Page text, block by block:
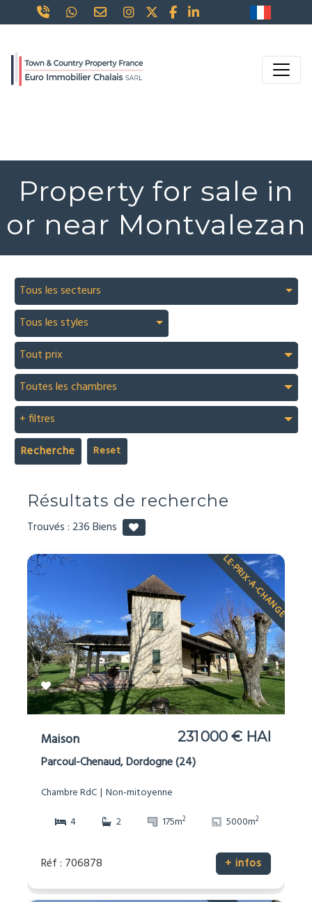
Property for sale in
or near Montvalezan
Tous les secteurs
Tous les styles
Tout prix
Toutes les chambres
+ filtres
Recherche
Résultats de recherche
Trouvés : 236Biens
LE-PRIX-A-CHANGE
Maison 231 000 € HAI
Parcoul-Chenaud, Dordogne (24)
Chambre RdC Non-mitoyenne
4
2 175m2 5000m2
Réf : 706878 + infos